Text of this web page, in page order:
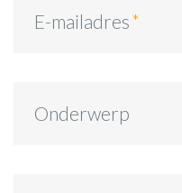
E-mailadres
Onderwerp